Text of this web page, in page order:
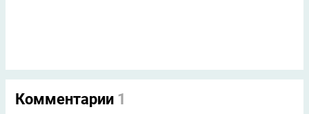
Комментарии 1